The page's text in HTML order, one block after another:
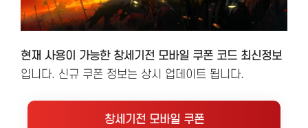
현재 사용이 가능한 창세기전 모바일 쿠폰 코드 최신정보
입니다. 신규 쿠폰 정보는 상시 업데이트 됩니다.
창세기전 모바일 쿠폰